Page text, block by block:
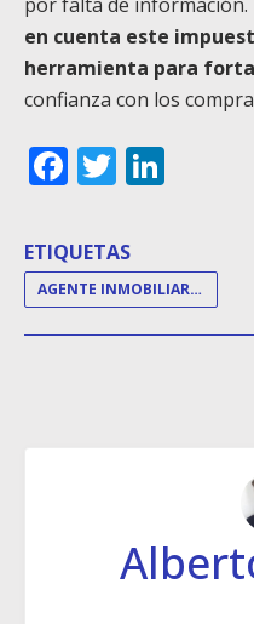
en cuenta este
herramienta para
confianza con los
Facebook
Twitter
ETIQUETAS
AGENTE INMOBILIARIO